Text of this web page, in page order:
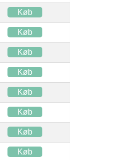
Køb
Køb
Køb
Køb
Køb
Køb
Køb
Køb